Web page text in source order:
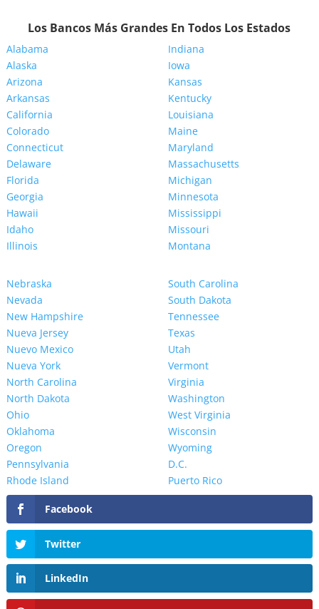
Los Bancos Más Grandes En Todos Los Estados
Alabama
Alaska
Arizona
Arkansas
California
Colorado
Connecticut
Delaware
Florida
Georgia
Hawaii
Idaho
Illinois
Indiana
Iowa
Kansas
Kentucky
Louisiana
Maine
Maryland
Massachusetts
Michigan
Minnesota
Mississippi
Missouri
Montana
Nebraska
Nevada
New Hampshire
Nueva Jersey
Nuevo Mexico
Nueva York
North Carolina
North Dakota
Ohio
Oklahoma
Oregon
Pennsylvania
Rhode Island
South Carolina
South Dakota
Tennessee
Texas
Utah
Vermont
Virginia
Washington
West Virginia
Wisconsin
Wyoming
D.C.
Puerto Rico
Facebook
Twitter
LinkedIn